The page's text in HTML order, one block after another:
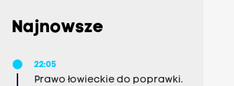
Najnowsze
22:05
Prawo łowieckie do poprawki.